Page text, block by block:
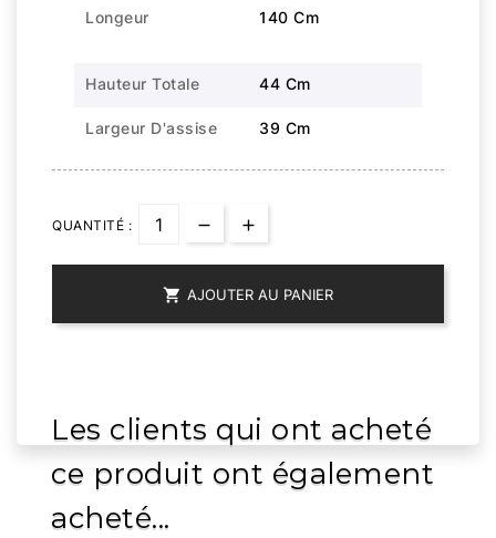
Longeur 140 Cm
Hauteur Totale 44 Cm
Largeur D'assise 39 Cm
QUANTITÉ :
 AJOUTER AU PANIER
Les clients qui ont acheté
ce produit ont également
acheté...